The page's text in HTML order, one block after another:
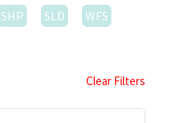
SHP SLD
WFS
Clear Filters